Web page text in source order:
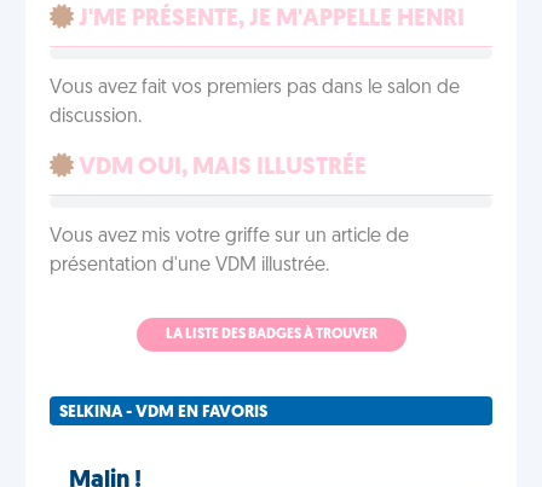
J'ME PRÉSENTE, JE M'APPELLE HENRI
Vous avez fait vos premiers pas dans le salon de
discussion.
VDM OUI, MAIS ILLUSTRÉE
Vous avez mis votre griffe sur un article de
présentation d'une VDM illustrée.
LA LISTE DES BADGES À TROUVER
SELKINA - VDM EN FAVORIS
Malin !